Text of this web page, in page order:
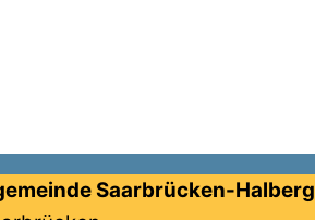
Saarbrücken-Halberg